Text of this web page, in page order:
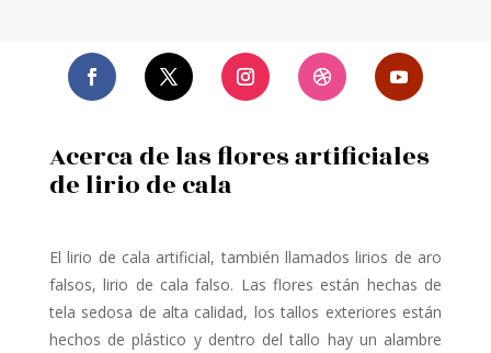
Acerca de las flores artificiales
de lirio de cala
El lirio de cala artificial,también llamados lirios de aro
falsos, lirio de cala falso. Las flores están hechas de
tela sedosa de alta calidad, los tallos exteriores están
hechos de plástico y dentro del tallo hay un alambre